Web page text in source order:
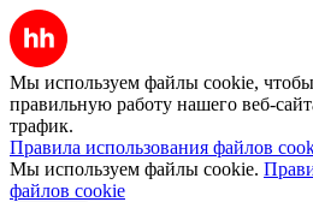
Мы используем файлы cookie, чтобы
правильную работу нашего веб-
трафик.
Правила использования файлов
Мы используем файлы cookie.
файлов cookie